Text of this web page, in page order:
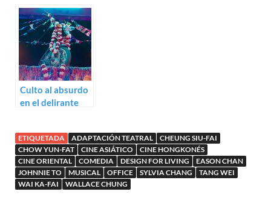
teaser para The
Rooftop
Culto al absurdo
en el delirante
ETIQUETADA ADAPTACIÓN TEATRAL
CHEUNG SIU-FAI
CHOW YUN-FAT
CINE ASIÁTICO
CINE HONGKONÉS
CINE ORIENTAL
COMEDIA DESIGN FOR LIVING
EASON CHAN
JOHNNIE TO
MUSICAL OFFICE SYLVIA CHANG
TANG WEI
WAI KA-FAI
WALLACE CHUNG